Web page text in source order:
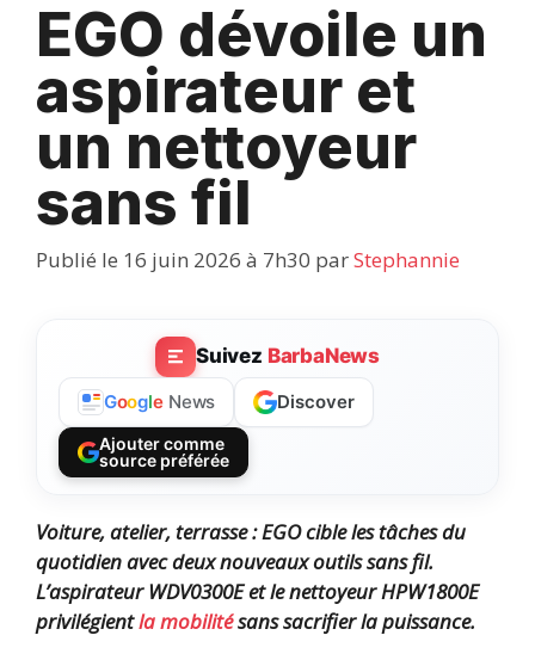
EGO dévoile un
aspirateur et
un nettoyeur
sans fil
Publié le 16 juin 2026 à 7h30 parStephannie
Suivez BarbaNews
Google News Discover
Ajouter comme
source préférée
Voiture, atelier, terrasse : EGO cible les tâches du
quotidien avec deux nouveaux outils sans fil.
L’aspirateur WDV0300E et le nettoyeur HPW1800E
privilégientla mobilitésans sacrifier la puissance.